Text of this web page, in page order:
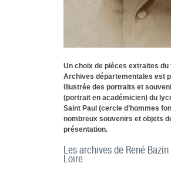
Un choix de pièces extraites
Archives départementales est
illustrée des portraits et
(portrait en académicien) du
Saint Paul (cercle d’hommes
nombreux souvenirs et objets
présentation.
Les archives de René
Loire